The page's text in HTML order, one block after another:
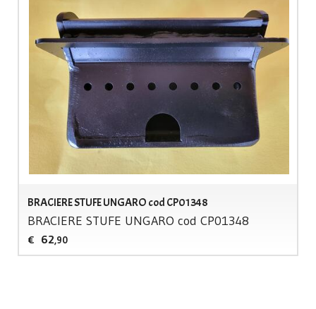
BRACIERE STUFE UNGARO cod CP01348
BRACIERE STUFE UNGARO cod CP01348
€ 62,90